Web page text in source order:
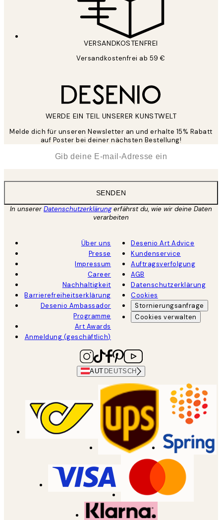
VERSANDKOSTENFREI
Versandkostenfrei ab 59 €
WERDE EIN TEIL UNSERER KUNSTWELT
Melde dich für unseren Newsletter an und erhalte 15% Rabatt
auf Poster bei deiner nächsten Bestellung!
SENDEN
In unsererDatenschutzerklärungerfährst du, wie wir deine Daten
verarbeiten
Über uns
Presse
Impressum
Career
Nachhaltigkeit
Barrierefreiheitserklärung
Desenio Ambassador
Programme
Art Awards
Anmeldung (geschäftlich)
Desenio Art Advice
Kundenservice
Auftragsverfolgung
AGB
Datenschutzerklärung
Cookies
Stornierungsanfrage
Cookies verwalten
AUT DEUTSCH